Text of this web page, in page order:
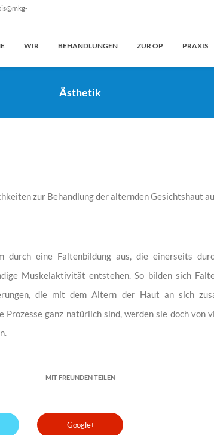
WIR BEHANDLUNGEN ZUR OP PRAXIS
Ästhetik
zur Behandlung der alternden Gesichtshaut
durch eine Faltenbildung aus, die einerseits
Muskelaktivität entstehen. So bilden sich
die mit dem Altern der Haut an sich
Prozesse ganz natürlich sind, werden sie doch von
MIT FREUNDEN TEILEN
Google+